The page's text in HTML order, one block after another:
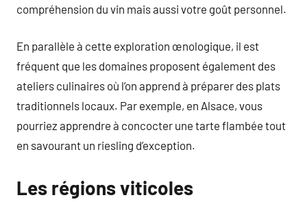
compréhension du vin mais aussi votre goût personnel.
En parallèle à cette exploration œnologique, il est
fréquent que les domaines proposent également des
ateliers culinaires où l’on apprend à préparer des plats
traditionnels locaux. Par exemple, en Alsace, vous
pourriez apprendre à concocter une tarte flambée tout
en savourant un riesling d’exception.
Les régions viticoles